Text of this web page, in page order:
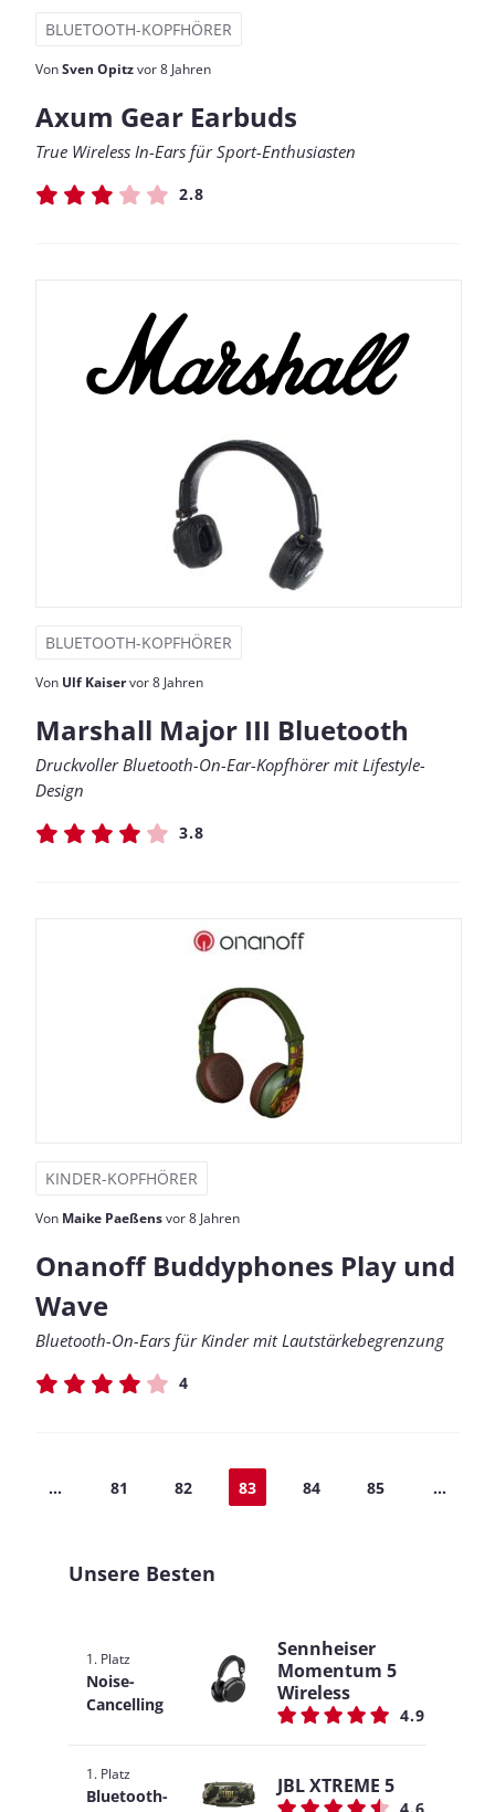
BLUETOOTH-KOPFHÖRER
VonSven Opitzvor 8 Jahren
Axum Gear Earbuds
True Wireless In-Ears für Sport-Enthusiasten
2.8
BLUETOOTH-KOPFHÖRER
Von Ulf Kaiservor 8 Jahren
Marshall Major III Bluetooth
Druckvoller Bluetooth-On-Ear-Kopfhörer mit Lifestyle-
Design
3.8
KINDER-KOPFHÖRER
Von Maike Paeßensvor 8 Jahren
Onanoff Buddyphones Play und
Wave
Bluetooth-On-Ears für Kinder mit Lautstärkebegrenzung
4
... 81 82 83 84 85 ...
Unsere Besten
1. Platz
Noise-
Cancelling
Sennheiser
Momentum 5
Wireless
4.9
1. Platz
Bluetooth-
JBL XTREME 5